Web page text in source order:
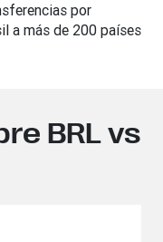
por
a más de 200 países
BRL vs